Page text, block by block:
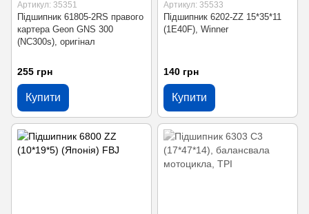
Артикул: 35351
Підшипник 61805-2RS правого
картера Geon GNS 300
(NC300s), оригінал
255 грн
Купити
Артикул: 35533
Підшипник 6202-ZZ 15*35*11
(1E40F), Winner
140 грн
Купити